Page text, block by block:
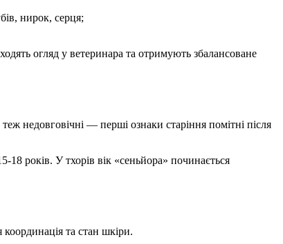
нирок, серця;
огляд у ветеринара та отримують збалансоване
недовговічні — перші ознаки старіння помітні після
років. У тхорів вік «сеньйора» починається
та стан шкіри.